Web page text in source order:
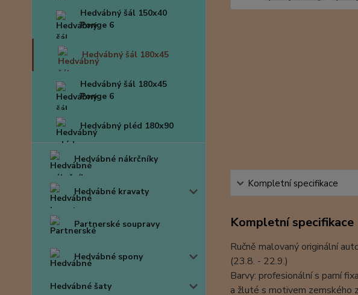
Hedvábný šál 150x40
Ponge 6
Hedvábný šál 180x45
Hedvábný šál 180x45
Ponge 6
Hedvábný pléd 180x90
Hedvábné nákrčníky
Hedvábné kravaty
Partnerské soupravy
Hedvábné spony
Hedvábné šaty
Kompletní specifikace
Kompletní specifikace
Ručně malovaný originální
(23.8. - 22.9.)
Barvy: profesionální s parní
a žluté s motivem zemského